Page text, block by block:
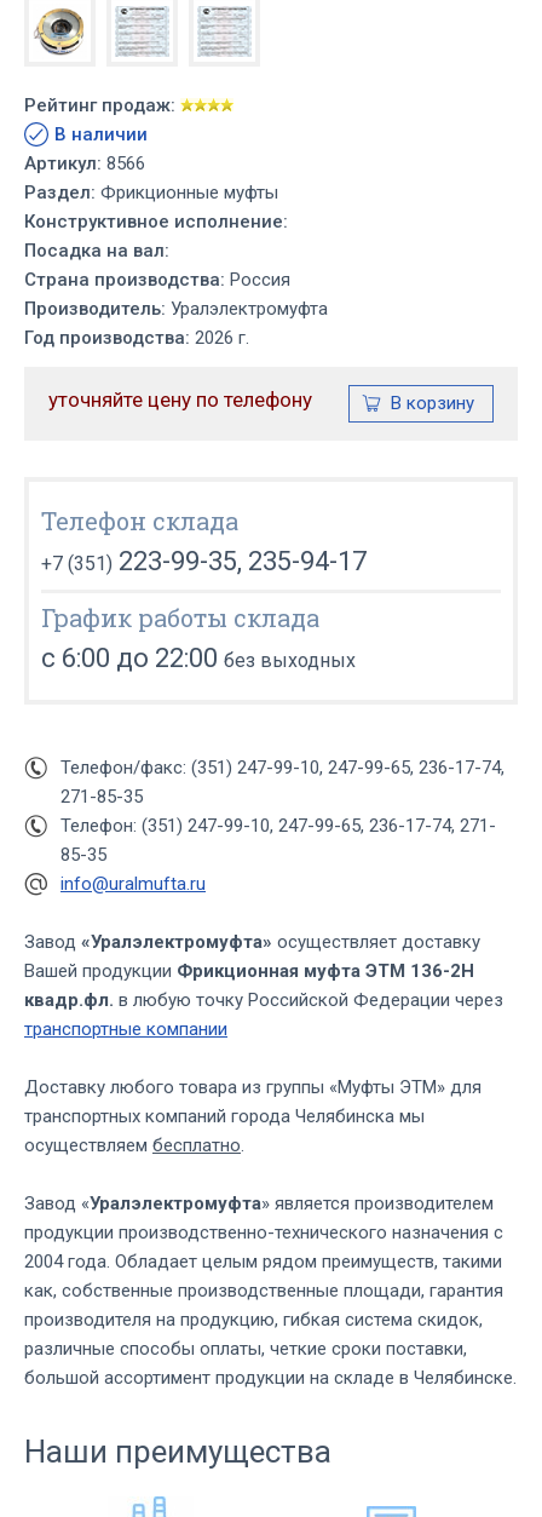
Рейтинг продаж:
В наличии
Артикул: 8566
Раздел: Фрикционные муфты
Конструктивное исполнение:
Посадка на вал:
Страна производства: Россия
Производитель: Уралэлектромуфта
Год производства: 2026 г.
уточняйте цену по телефону
Телефон склада
+7 (351) 223-99-35, 235-94-17
График работы склада
с 6:00 до 22:00 без выходных
Телефон/факс: (351) 247-99-10, 247-99-65, 236-17-74,
271-85-35
Телефон: (351) 247-99-10, 247-99-65, 236-17-74, 271-
85-35
info@uralmufta.ru
Завод «Уралэлектромуфта» осуществляет доставку
Вашей продукции Фрикционная муфта ЭТМ 136-2Н
квадр.фл. в любую точку Российской Федерации через
транспортные компании
Доставку любого товара из группы «Муфты ЭТМ» для
транспортных компаний города Челябинска мы
осуществляем бесплатно.
Завод «Уралэлектромуфта» является производителем
продукции производственно-технического назначения с
2004 года. Обладает целым рядом преимуществ, такими
как, собственные производственные площади, гарантия
производителя на продукцию, гибкая система скидок,
различные способы оплаты, четкие сроки поставки,
большой ассортимент продукции на складе в Челябинске.
Наши преимущества